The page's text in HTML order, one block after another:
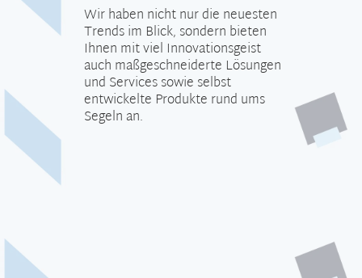
Wir haben nicht nur die neuesten
Trends im Blick, sondern bieten
Ihnen mit viel Innovationsgeist
auch maßgeschneiderte Lösungen
und Services sowie selbst
entwickelte Produkte rund ums
Segeln an.